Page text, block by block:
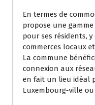
En termes de
propose une gamme
pour ses résidents, y
commerces locaux
La commune
connexion aux
en fait un lieu idéal
Luxembourg-ville